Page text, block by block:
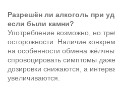
Разрешён ли алкоголь при
если были камни?
Употребление возможно, но
осторожности. Наличие
на особенности обмена
спровоцировать симптомы
дозировки снижаются, а
увеличиваются.